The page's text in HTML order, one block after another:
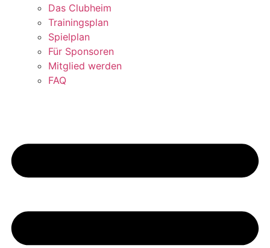
Das Clubheim
Trainingsplan
Spielplan
Für Sponsoren
Mitglied werden
FAQ